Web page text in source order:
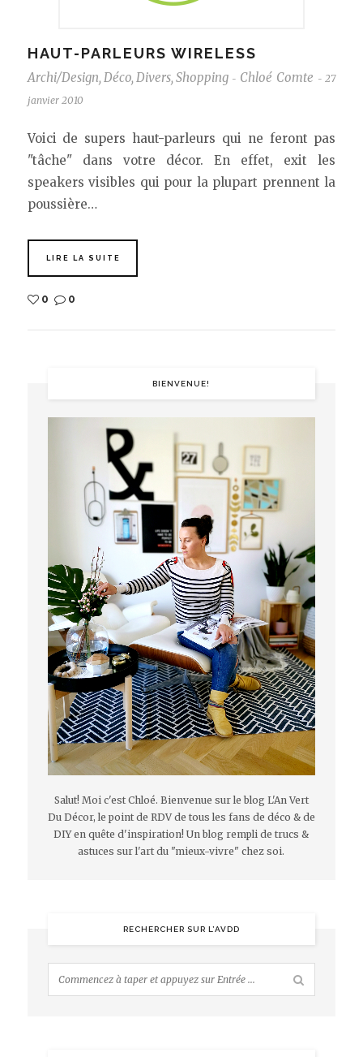
HAUT-PARLEURS WIRELESS
Archi/Design, Déco, Divers, Shopping - Chloé Comte - 27
janvier 2010
Voici de supers haut-parleurs qui ne feront pas
"tâche" dans votre décor. En effet, exit les
speakers visibles qui pour la plupart prennent la
poussière…
LIRE LA SUITE
0 0
BIENVENUE!
Salut! Moi c'est Chloé. Bienvenue sur le blog L'An Vert
Du Décor, le point de RDV de tous les fans de déco & de
DIY en quête d'inspiration! Un blog rempli de trucs &
astuces sur l'art du "mieux-vivre" chez soi.
RECHERCHER SUR L’AVDD